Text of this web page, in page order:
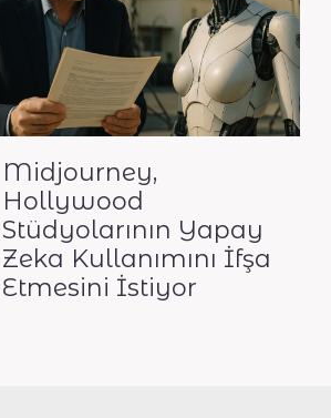
Midjourney,
Hollywood
Stüdyolarının Yapay
Zeka Kullanımını İfşa
Etmesini İstiyor